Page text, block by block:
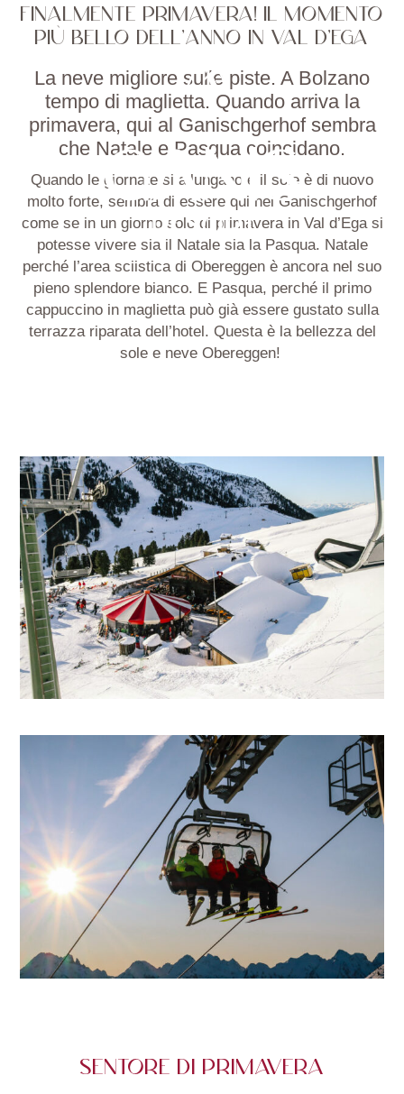
FINALMENTE PRIMAVERA! IL MOMENTO
PIÙ BELLO DELL'ANNO IN VAL D'EGA
La neve migliore sulle piste. A Bolzano
tempo di maglietta. Quando arriva la
primavera, qui al Ganischgerhof sembra
che Natale e Pasqua coincidano.
Quando le giornate si allungano e il sole è di nuovo
molto forte, sembra di essere qui nel Ganischgerhof
come se in un giorno solo di primavera in Val d’Ega si
potesse vivere sia il Natale sia la Pasqua. Natale
perché l’area sciistica di Obereggen è ancora nel suo
pieno splendore bianco. E Pasqua, perché il primo
cappuccino in maglietta può già essere gustato sulla
terrazza riparata dell’hotel. Questa è la bellezza del
sole e neve Obereggen!
SENTORE DI PRIMAVERA